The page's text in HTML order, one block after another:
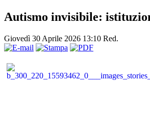
Autismo invisibile:
Giovedì 30 Aprile 2026 13:10 Red.